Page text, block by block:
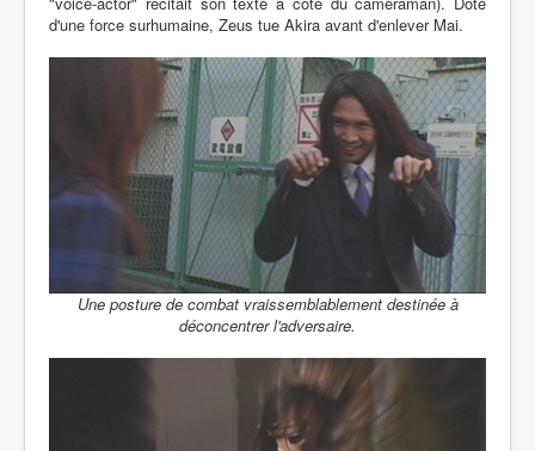
d'une force surhumaine, Zeus tue Akira avant d'enlever Mai.
Une posture de combat vraissemblablement destinée à
déconcentrer l'adversaire.